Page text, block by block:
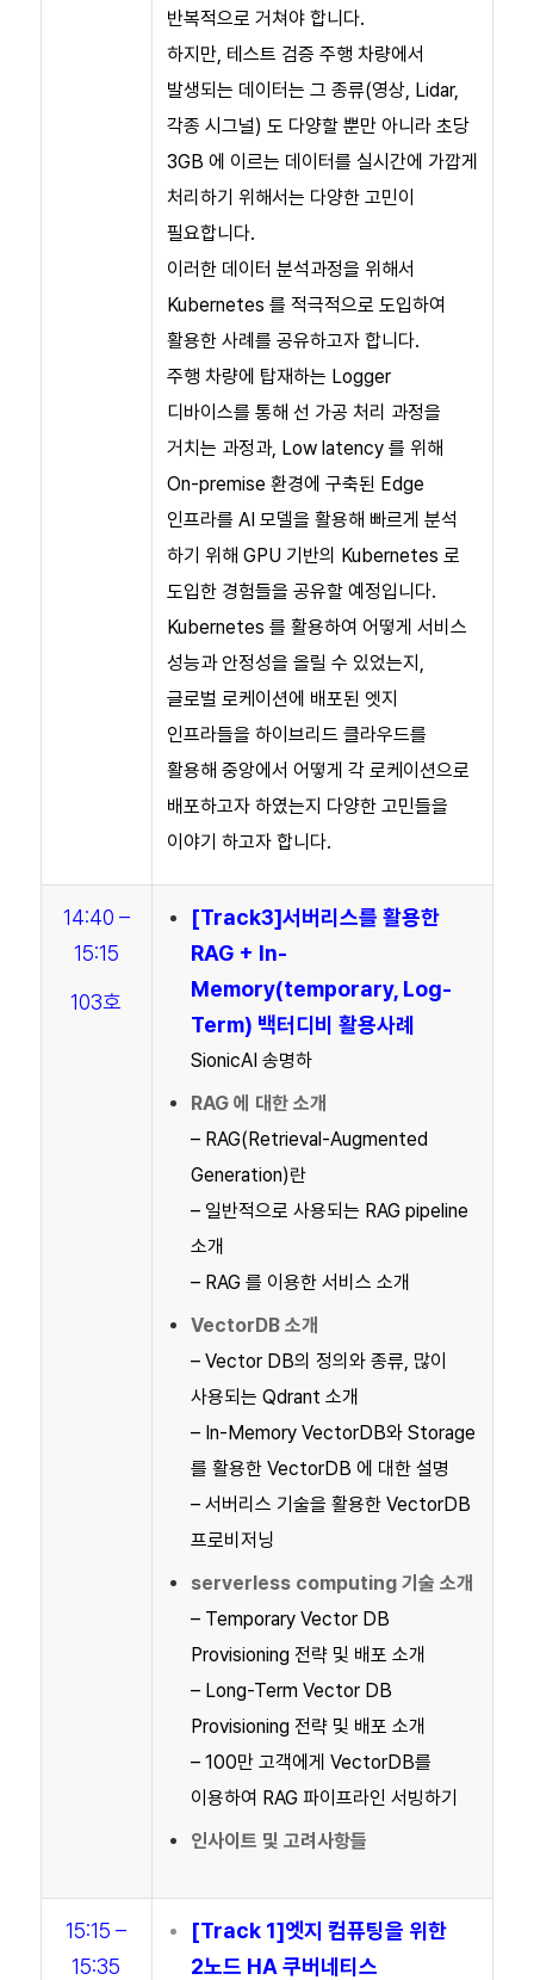
반복적으로 거쳐야 합니다.
하지만, 테스트 검증 주행 차량에서
발생되는 데이터는 그 종류(영상, Lidar,
각종 시그널) 도 다양할 뿐만 아니라 초당
3GB 에 이르는 데이터를 실시간에 가깝게
처리하기 위해서는 다양한 고민이
필요합니다.
이러한 데이터 분석과정을 위해서
Kubernetes 를 적극적으로 도입하여
활용한 사례를 공유하고자 합니다.
주행 차량에 탑재하는 Logger
디바이스를 통해 선 가공 처리 과정을
거치는 과정과, Low latency 를 위해
On-premise 환경에 구축된 Edge
인프라를 AI 모델을 활용해 빠르게 분석
하기 위해 GPU 기반의 Kubernetes 로
도입한 경험들을 공유할 예정입니다.
Kubernetes 를 활용하여 어떻게 서비스
성능과 안정성을 올릴 수 있었는지,
글로벌 로케이션에 배포된 엣지
인프라들을 하이브리드 클라우드를
활용해 중앙에서 어떻게 각 로케이션으로
배포하고자 하였는지 다양한 고민들을
이야기 하고자 합니다.
14:40 –
15:15
103호
[Track3]서버리스를 활용한
RAG + In-
Memory(temporary, Log-
Term) 백터디비 활용사례
SionicAI 송명하
RAG 에 대한 소개
– RAG(Retrieval-Augmented
Generation)란
– 일반적으로 사용되는 RAG pipeline
소개
– RAG 를 이용한 서비스 소개
VectorDB 소개
– Vector DB의 정의와 종류, 많이
사용되는 Qdrant 소개
– In-Memory VectorDB와 Storage
를 활용한 VectorDB 에 대한 설명
– 서버리스 기술을 활용한 VectorDB
프로비저닝
serverless computing 기술 소개
– Temporary Vector DB
Provisioning 전략 및 배포 소개
– Long-Term Vector DB
Provisioning 전략 및 배포 소개
– 100만 고객에게 VectorDB를
이용하여 RAG 파이프라인 서빙하기
인사이트 및 고려사항들
15:15 –
15:35
[Track 1]엣지 컴퓨팅을 위한
2노드 HA 쿠버네티스